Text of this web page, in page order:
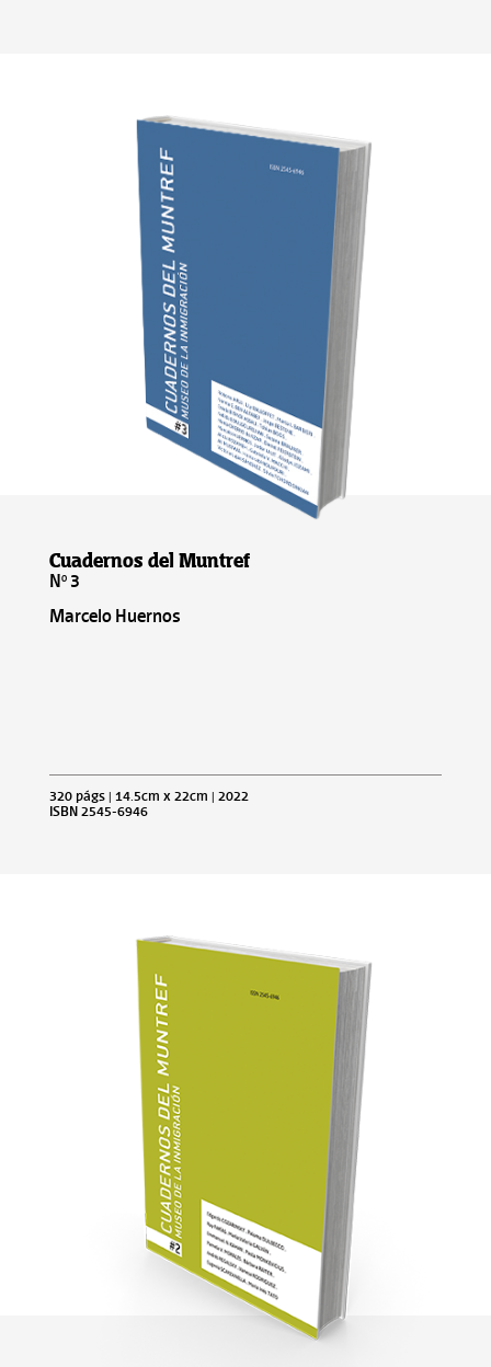
Cuadernos del Muntref
Nº 3
Marcelo Huernos
320 págs | 14.5cm x 22cm | 2022
ISBN 2545-6946